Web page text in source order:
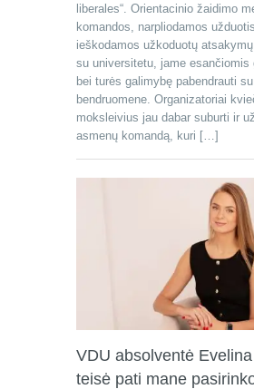
liberales“. Orientacinio žaidimo
komandos, narpliodamos
ieškodamos užkoduotų
su universitetu, jame esančiomis
bei turės galimybę pabendrauti
bendruomene. Organizatoriai
moksleivius jau dabar suburti ir
asmenų komandą, kuri […]
VDU absolventė
teisė pati mane